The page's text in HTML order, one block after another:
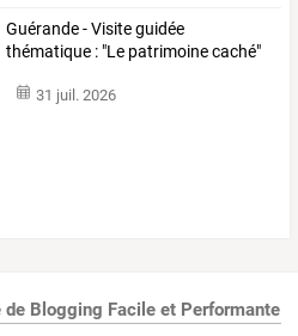
Guérande-Visiteguidée
thématique : "Le patrimoinecaché"
31 juil. 2026
Blogging Facile et Performante